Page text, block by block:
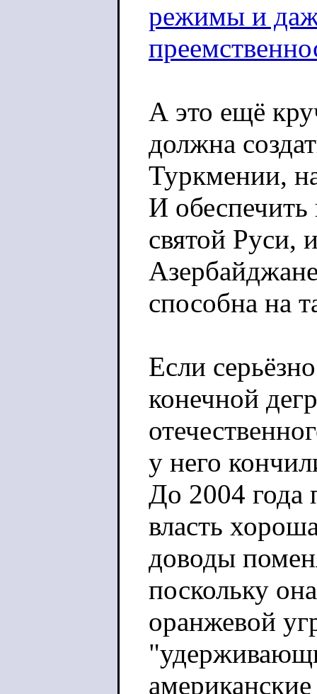
режимы и
А это ещё
должна
Туркмении,
И обеспечить
святой Руси,
способна на
Если
конечной
у него
До 2004 года
власть
доводы
поскольку
оранжевой